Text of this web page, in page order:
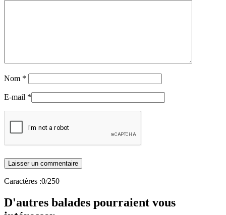
Nom *
E-mail *
Caractères :0/250
D'autres balades pourraient vous